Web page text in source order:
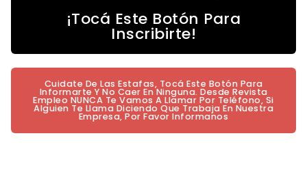
¡Tocá Este Botón Para
Inscribirte!
Cuidate De Las Estafas, Tocá Este Botón Para
Informarte Y No Caer En Ninguna. Desde Revista
Empleo NUNCA Te Vamos A Llamar Por Teléfono, Si
Alguien Te Llama Diciendo Que Trabaja En Nuestra
Empresa, Por Favor Informanos